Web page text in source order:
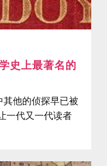
史上最著名的
其他的侦探早已被
一代又一代读者